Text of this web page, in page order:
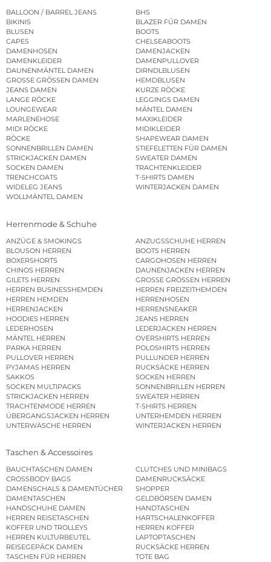
BALLOON / BARREL JEANS
BHS
BIKINIS
BLAZER FÜR DAMEN
BLUSEN
BOOTS
CAPES
CHELSEABOOTS
DAMENHOSEN
DAMENJACKEN
DAMENKLEIDER
DAMENPULLOVER
DAUNENMÄNTEL DAMEN
DIRNDLBLUSEN
GROSSE GRÖSSEN DAMEN
HEMDBLUSEN
JEANS DAMEN
KURZE RÖCKE
LANGE RÖCKE
LEGGINGS DAMEN
LOUNGEWEAR
MÄNTEL DAMEN
MARLENEHOSE
MAXIKLEIDER
MIDI RÖCKE
MIDIKLEIDER
RÖCKE
SHAPEWEAR DAMEN
SONNENBRILLEN DAMEN
STIEFELETTEN FÜR DAMEN
STRICKJACKEN DAMEN
SWEATER DAMEN
SOCKEN DAMEN
TRACHTENKLEIDER
TRENCHCOATS
T-SHIRTS DAMEN
WIDELEG JEANS
WINTERJACKEN DAMEN
WOLLMÄNTEL DAMEN
Herrenmode & Schuhe
ANZÜGE & SMOKINGS
ANZUGSSCHUHE HERREN
BLOUSON HERREN
BOOTS HERREN
BOXERSHORTS
CARGOHOSEN HERREN
CHINOS HERREN
DAUNENJACKEN HERREN
GILETS HERREN
GROSSE GRÖSSEN HERREN
HERREN BUSINESSHEMDEN
HERREN FREIZEITHEMDEN
HERREN HEMDEN
HERRENHOSEN
HERRENJACKEN
HERRENSNEAKER
HOODIES HERREN
JEANS HERREN
LEDERHOSEN
LEDERJACKEN HERREN
MÄNTEL HERREN
OVERSHIRTS HERREN
PARKA HERREN
POLOSHIRTS HERREN
PULLOVER HERREN
PULLUNDER HERREN
PYJAMAS HERREN
RUCKSÄCKE HERREN
SAKKOS
SOCKEN HERREN
SOCKEN MULTIPACKS
SONNENBRILLEN HERREN
STRICKJACKEN HERREN
SWEATER HERREN
TRACHTENMODE HERREN
T-SHIRTS HERREN
ÜBERGANGSJACKEN HERREN
UNTERHEMDEN HERREN
UNTERWÄSCHE HERREN
WINTERJACKEN HERREN
Taschen & Accessoires
BAUCHTASCHEN DAMEN
CLUTCHES UND MINIBAGS
CROSSBODY BAGS
DAMENRUCKSÄCKE
DAMENSCHALS & DAMENTÜCHER
SHOPPER
DAMENTASCHEN
GELDBÖRSEN DAMEN
HANDSCHUHE DAMEN
HANDTASCHEN
HERREN REISETASCHEN
HARTSCHALENKOFFER
KOFFER UND TROLLEYS
HERREN KOFFER
HERREN KULTURBEUTEL
LAPTOPTASCHEN
REISEGEPÄCK DAMEN
RUCKSÄCKE HERREN
TASCHEN FÜR HERREN
TOTE BAG